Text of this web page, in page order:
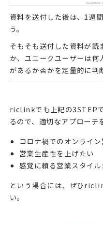
資料を送付した後は、1週
う。
そもそも送付した資料が読
か、ユニークユーザーは何
があるか否かを定量的に判
riclinkでも上記の3STEP
るので、適切なアプローチ
コロナ禍でのオンライ
営業生産性を上げたい
感覚に頼る営業スタイ
という場合には、ぜひ
い。